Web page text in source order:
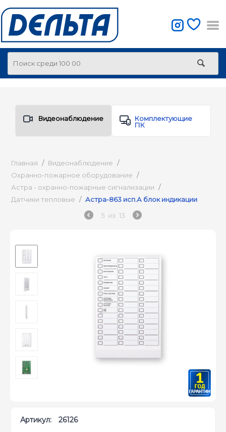
Видеонаблюдение
Комплектующие
ПК
Главная / Видеонаблюдение /
Охранно-пожарное оборудование /
Астра - охранно-пожарные сигнализации /
Датчики тепловые / Астра-863 исп.А блок индикации
5 из 13
Артикул: 26126